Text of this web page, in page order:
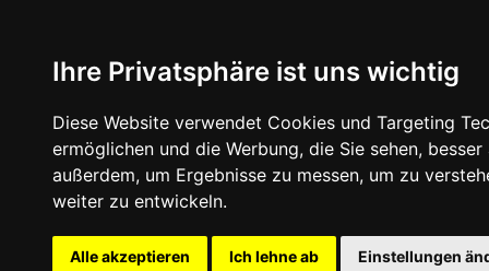
Ihre Privatsphäre ist uns wichtig
Diese Website verwendet Cookies und Targeting
ermöglichen und die Werbung, die Sie sehen,
außerdem, um Ergebnisse zu messen, um zu
weiter zu entwickeln.
Alle akzeptieren Ich lehne ab Einstellungen